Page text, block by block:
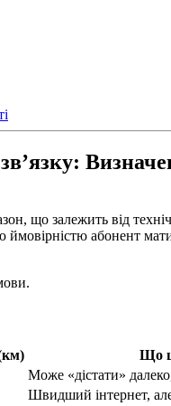
що залежить від
ймовірністю абонент
Що
Може «дістати»
Швидший інтернет,